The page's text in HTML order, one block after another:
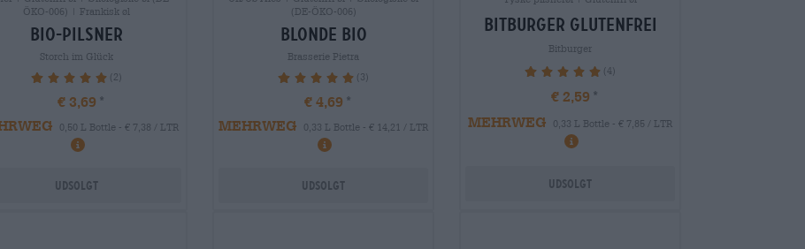
ÖKO-006) | Frankisk øl
bio-pilsner
Storch im Glück
100% (2)
€ 3,69
0,50 L Bottle - € 7,38 / LTR
Udsolgt
(DE-ÖKO-006)
blonde bio
Brasserie Pietra
100% (3)
€ 4,69
MEHRWEG
0,33 L Bottle - € 14,21 / LTR
Udsolgt
bitburger glutenfrei
Bitburger
100% (4)
€ 2,59
MEHRWEG
0,33 L Bottle - € 7,85 / LTR
Udsolgt